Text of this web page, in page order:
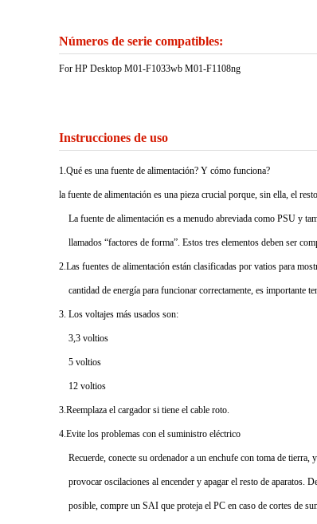
Números de serie compatibles:
For HP Desktop M01-F1033wb M01-F1108ng
Instrucciones de uso
1.Qué es una fuente de alimentación? Y cómo funciona?
la fuente de alimentación es una pieza crucial porque, sin ella, el
La fuente de alimentación es a menudo abreviada como PSU y
llamados “factores de forma”. Estos tres elementos deben ser
2.Las fuentes de alimentación están clasificadas por vatios para
cantidad de energía para funcionar correctamente, es importante
3. Los voltajes más usados son:
3,3 voltios
5 voltios
12 voltios
3.Reemplaza el cargador si tiene el cable roto.
4.Evite los problemas con el suministro eléctrico
Recuerde, conecte su ordenador a un enchufe con toma de
provocar oscilaciones al encender y apagar el resto de aparatos.
posible, compre un SAI que proteja el PC en caso de cortes de